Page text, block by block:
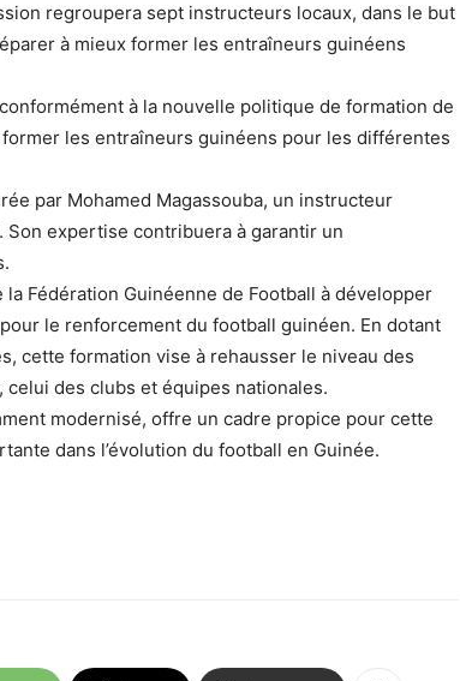
regroupera sept instructeurs locaux, dans le but
à mieux former les entraîneurs guinéens
à la nouvelle politique de formation de
les entraîneurs guinéens pour les différentes
par Mohamed Magassouba, un instructeur
Son expertise contribuera à garantir un
Fédération Guinéenne de Football à développer
le renforcement du football guinéen. En dotant
cette formation vise à rehausser le niveau des
des clubs et équipes nationales.
modernisé, offre un cadre propice pour cette
dans l’évolution du football en Guinée.